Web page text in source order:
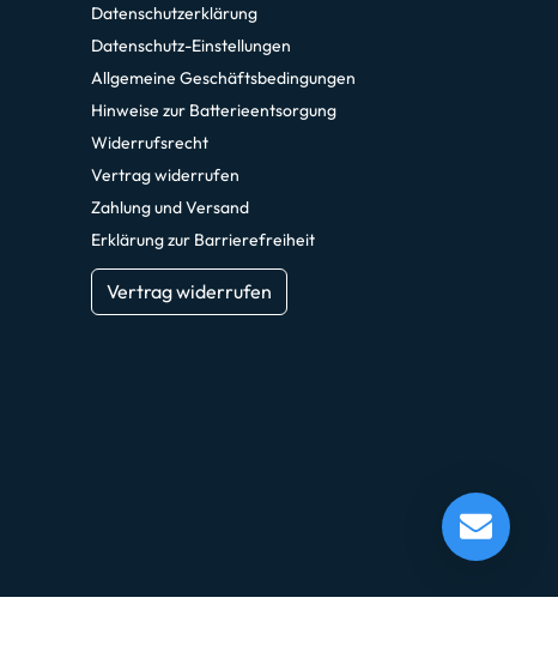
Datenschutzerklärung
Datenschutz-Einstellungen
Allgemeine Geschäftsbedingungen
Hinweise zur Batterieentsorgung
Widerrufsrecht
Vertrag widerrufen
Zahlung und Versand
Erklärung zur Barrierefreiheit
Vertrag widerrufen